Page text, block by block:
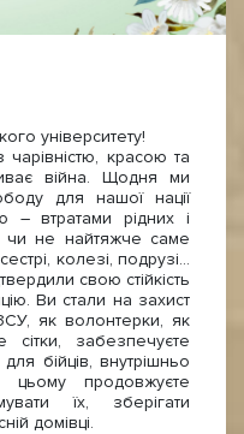
університету!
красою та
війна. Щодня ми
для нашої нації
– втратами рідних і
чи не найтяжче саме
колезі, подрузі…
свою стійкість
Ви стали на захист
як волонтерки, як
сітки, забезпечуєте
бійців, внутрішньо
продовжуєте
їх, зберігати
домівці.